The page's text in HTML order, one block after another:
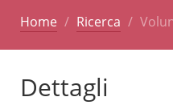
Home Ricerca
Dettagli